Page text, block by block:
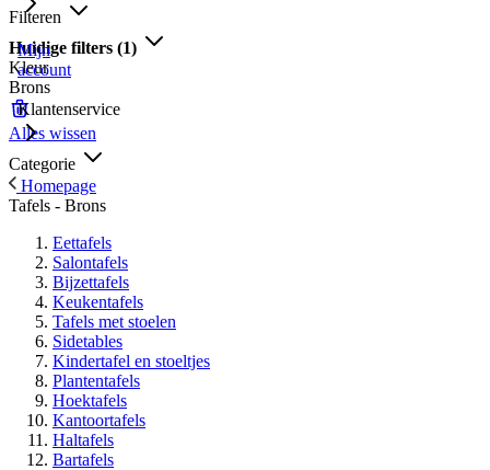
Mijn
account
Klantenservice
Filteren
Huidige filters (1)
Kleur
Brons
Alles wissen
Categorie
Homepage
Tafels - Brons
Eettafels
Salontafels
Bijzettafels
Keukentafels
Tafels met stoelen
Sidetables
Kindertafel en stoeltjes
Plantentafels
Hoektafels
Kantoortafels
Haltafels
Bartafels